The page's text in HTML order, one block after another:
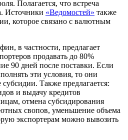
Полагается, что встреча
Источники «Ведомостей» также
которое связано с валютным
в частности, предлагает
продавать до 80%
90 дней после поставки. Если
эти условия, то они
Также предлагается:
и выдачу кредитов
отмена субсидирования
свопов, уменьшение объема
экспортерам можно вывозить